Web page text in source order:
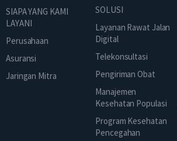
SIAPA YANG KAMI
LAYANI
Perusahaan
Asuransi
Jaringan Mitra
SOLUSI
Layanan Rawat Jalan
Digital
Telekonsultasi
Pengiriman Obat
Manajemen
Kesehatan Populasi
Program Kesehatan
Pencegahan